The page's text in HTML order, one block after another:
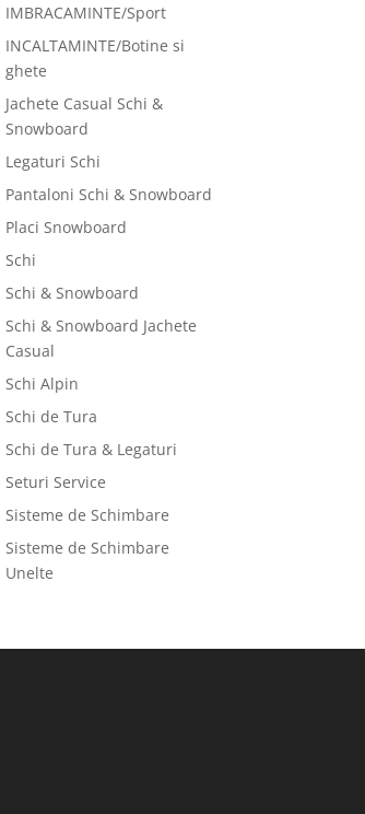
IMBRACAMINTE/Sport
INCALTAMINTE/Botine si
ghete
Jachete Casual Schi &
Snowboard
Legaturi Schi
Pantaloni Schi & Snowboard
Placi Snowboard
Schi
Schi & Snowboard
Schi & Snowboard Jachete
Casual
Schi Alpin
Schi de Tura
Schi de Tura & Legaturi
Seturi Service
Sisteme de Schimbare
Sisteme de Schimbare
Unelte